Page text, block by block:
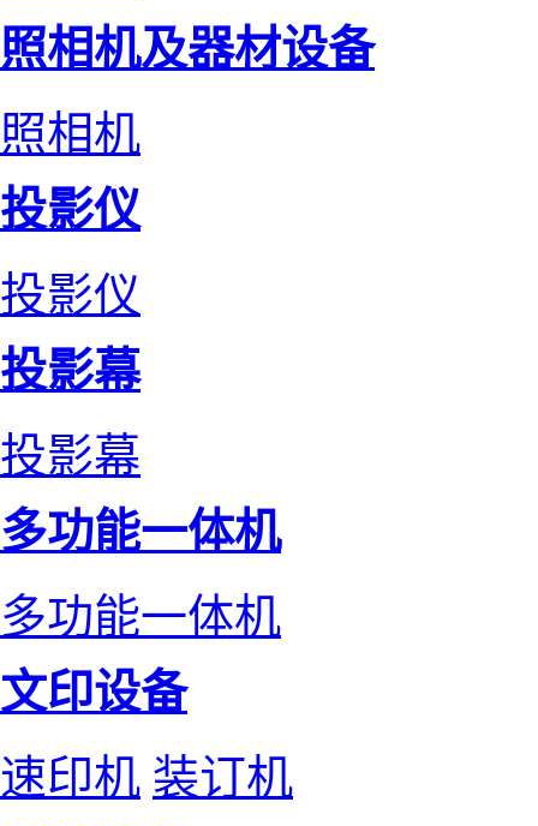
照相机及器材设备
照相机
投影仪
投影仪
投影幕
投影幕
多功能一体机
多功能一体机
文印设备
速印机 装订机